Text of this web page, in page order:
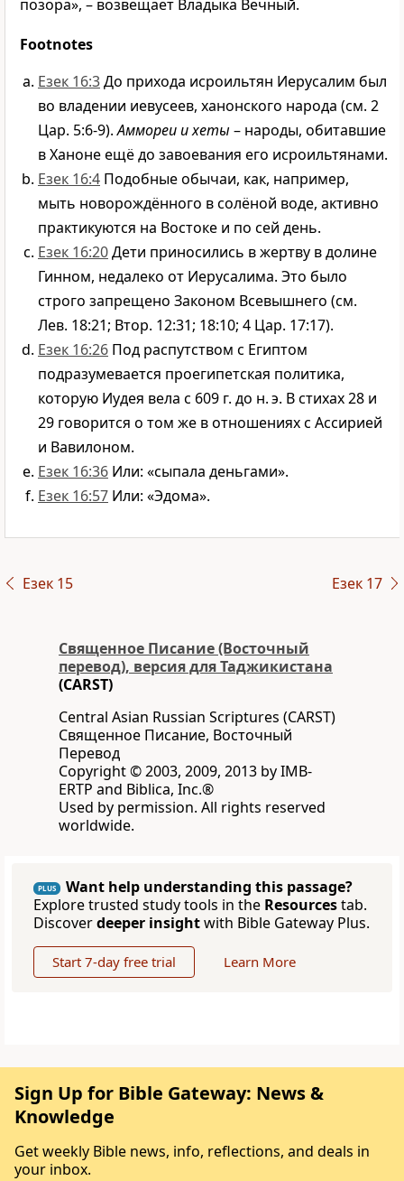
позора», – возвещает Владыка Вечный.
Footnotes
Езек 16:3До прихода исроильтян Иерусалим был
во владении иевусеев, ханонского народа (см. 2
Цар. 5:6-9).Аммореи и хеты – народы, обитавшие
в Ханоне ещё до завоевания его исроильтянами.
Езек 16:4 Подобные обычаи, как, например,
мыть новорождённого в солёной воде, активно
практикуются на Востоке и по сей день.
Езек 16:20Дети приносились в жертву в долине
Гинном, недалеко от Иерусалима. Это было
строго запрещено Законом Всевышнего (см.
Лев. 18:21; Втор. 12:31; 18:10; 4 Цар. 17:17).
Езек 16:26 Под распутством с Египтом
подразумевается проегипетская политика,
которую Иудея вела с 609 г. до н. э. В стихах 28 и
29 говорится о том же в отношениях с Ассирией
и Вавилоном.
Езек 16:36 Или: «сыпала деньгами».
Езек 16:57 Или: «Эдома».
Езек 15 Езек 17
Священное Писание (Восточный
перевод), версия для Таджикистана
(CARST)
Central Asian Russian Scriptures (CARST)
Священное Писание, Восточный
Перевод
Copyright © 2003, 2009, 2013 by IMB-
ERTP and Biblica, Inc.®
Used by permission. All rights reserved
worldwide.
PLUS
Want help understanding this passage?
Explore trusted study tools in the Resourcestab.
Discoverdeeper insightwith Bible Gateway Plus.
Start 7-day free trial Learn More
Sign Up for Bible Gateway: News &
Knowledge
Get weekly Bible news, info, reflections, and deals in
your inbox.